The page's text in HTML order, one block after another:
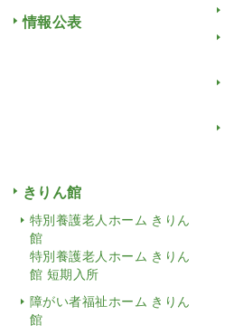
情報公表
きりん館
特別養護老人ホーム きりん
館
特別養護老人ホーム きりん
館 短期入所
障がい者福祉ホーム きりん
館